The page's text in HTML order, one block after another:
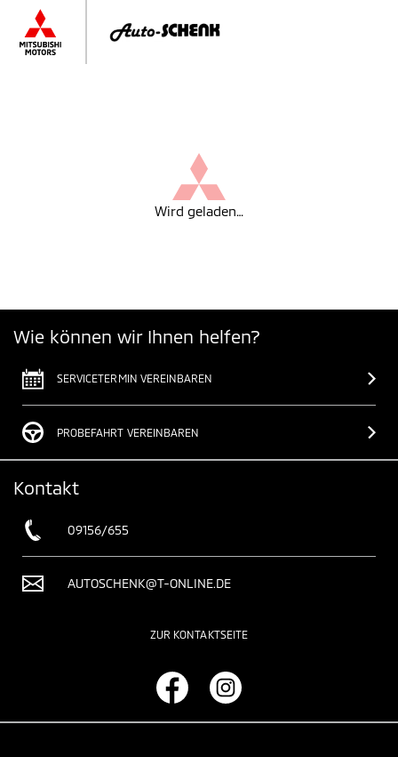
Wird geladen…
Wie können wir Ihnen helfen?
SERVICETERMIN VEREINBAREN
PROBEFAHRT VEREINBAREN
Kontakt
09156/655
AUTOSCHENK@T-ONLINE.DE
ZUR KONTAKTSEITE